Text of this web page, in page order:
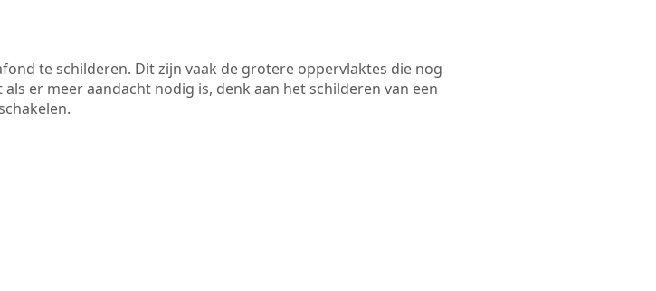
te schilderen. Dit zijn vaak de grotere oppervlaktes die nog
er meer aandacht nodig is, denk aan het schilderen van een